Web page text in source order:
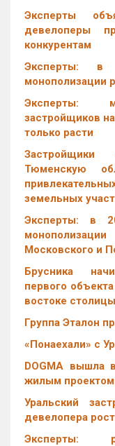
Эксперты
девелоперы
конкурентам
Эксперты: в
монополизации
Эксперты:
застройщиков
только расти
Тюменскую
земельных
Эксперты: в
Московского и
Брусника
первого
востоке столицы
Группа Эталон
«Понаехали» с
DOGMA вышла
жилым проектом
Уральский
девелопера
Эксперты: